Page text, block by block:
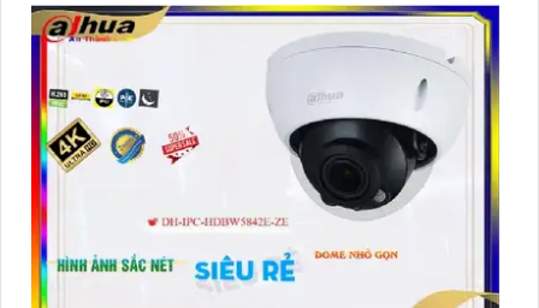
công nghệ phân biệt người và phương tiện, nâng cao độ
chính xác trong cảnh báo, hỗ trợ POE tiện lợi